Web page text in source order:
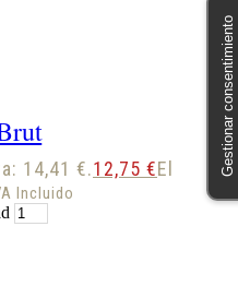
14,41 €.12,75 €El
Incluido
Gestionar consentimiento